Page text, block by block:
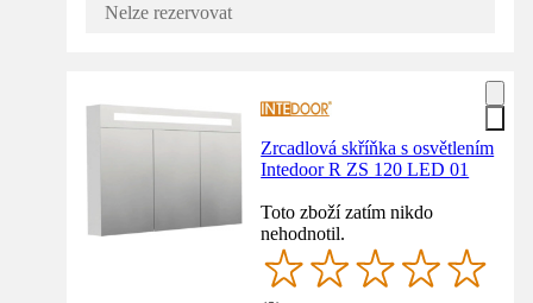
Nelze rezervovat
Zrcadlová skříňka s osvětlením
Intedoor R ZS 120 LED 01
Toto zboží zatím nikdo
nehodnotil.